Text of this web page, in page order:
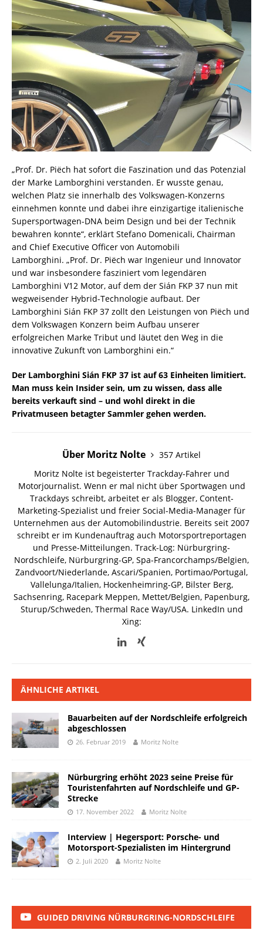
„Prof. Dr. Piëch hat sofort die Faszination und das Potenzial
der Marke Lamborghini verstanden. Er wusste genau,
welchen Platz sie innerhalb des Volkswagen-Konzerns
einnehmen konnte und dabei ihre einzigartige italienische
Supersportwagen-DNA beim Design und bei der Technik
bewahren konnte“, erklärt Stefano Domenicali, Chairman
and Chief Executive Officer von Automobili
Lamborghini. „Prof. Dr. Piëch war Ingenieur und Innovator
und war insbesondere fasziniert vom legendären
Lamborghini V12 Motor, auf dem der Sián FKP 37 nun mit
wegweisender Hybrid-Technologie aufbaut. Der
Lamborghini Sián FKP 37 zollt den Leistungen von Piëch und
dem Volkswagen Konzern beim Aufbau unserer
erfolgreichen Marke Tribut und läutet den Weg in die
innovative Zukunft von Lamborghini ein.“
Der Lamborghini Sián FKP 37 ist auf 63 Einheiten limitiert.
Man muss kein Insider sein, um zu wissen, dass alle
bereits verkauft sind – und wohl direkt in die
Privatmuseen betagter Sammler gehen werden.
Über Moritz Nolte
357 Artikel
Moritz Nolte ist begeisterter Trackday-Fahrer und
Motorjournalist. Wenn er mal nicht über Sportwagen und
Trackdays schreibt, arbeitet er als Blogger, Content-
Marketing-Spezialist und freier Social-Media-Manager für
Unternehmen aus der Automobilindustrie. Bereits seit 2007
schreibt er im Kundenauftrag auch Motorsportreportagen
und Presse-Mitteilungen. Track-Log: Nürburgring-
Nordschleife, Nürburgring-GP, Spa-Francorchamps/Belgien,
Zandvoort/Niederlande, Ascari/Spanien, Portimao/Portugal,
Vallelunga/Italien, Hockenheimring-GP, Bilster Berg,
Sachsenring, Racepark Meppen, Mettet/Belgien, Papenburg,
Sturup/Schweden, Thermal Race Way/USA. LinkedIn und
Xing:
ÄHNLICHE ARTIKEL
Bauarbeiten auf der Nordschleife erfolgreich
abgeschlossen
26. Februar 2019 Moritz Nolte
Nürburgring erhöht 2023 seine Preise für
Touristenfahrten auf Nordschleife und GP-
Strecke
17. November 2022 Moritz Nolte
Interview | Hegersport: Porsche- und
Motorsport-Spezialisten im Hintergrund
2. Juli 2020 Moritz Nolte
GUIDED DRIVING NÜRBURGRING-NORDSCHLEIFE